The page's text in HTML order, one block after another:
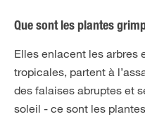
Que sont les plantes
Elles enlacent les arbres
tropicales, partent à
des falaises abruptes et
soleil - ce sont les